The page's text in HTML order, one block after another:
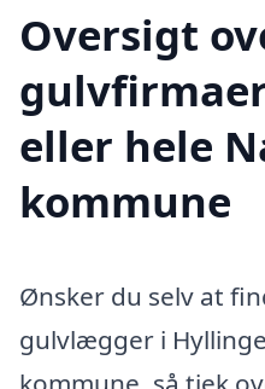
Oversigt
eller hele
kommune
Ønsker du selv at
gulvlægger i